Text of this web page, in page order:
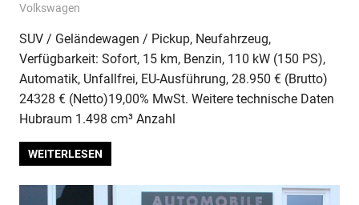
Volkswagen
SUV / Geländewagen / Pickup, Neufahrzeug,
Verfügbarkeit: Sofort, 15 km, Benzin, 110 kW (150 PS),
Automatik, Unfallfrei, EU-Ausführung, 28.950 € (Brutto)
24328 € (Netto)19,00% MwSt. Weitere technische Daten
Hubraum 1.498 cm³ Anzahl
WEITERLESEN